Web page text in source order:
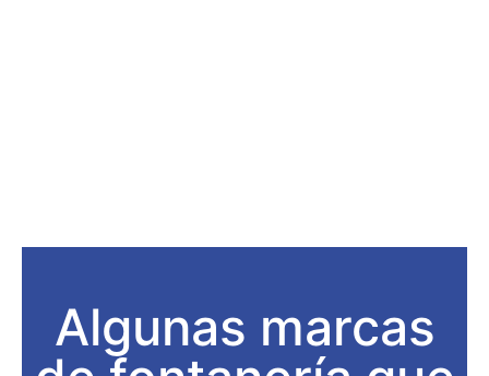
Algunas marcas